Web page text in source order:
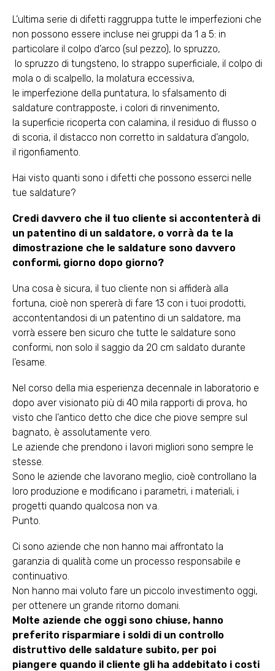
L’ultima serie di difetti raggruppa tutte le imperfezioni che
non possono essere incluse nei gruppi da 1 a 5: in
particolare il colpo d’arco (sul pezzo), lo spruzzo,
lo spruzzo di tungsteno, lo strappo superficiale, il colpo di
mola o di scalpello, la molatura eccessiva,
le imperfezione della puntatura, lo sfalsamento di
saldature contrapposte, i colori di rinvenimento,
la superficie ricoperta con calamina, il residuo di flusso o
di scoria, il distacco non corretto in saldatura d’angolo,
il rigonfiamento.
Hai visto quanti sono i difetti che possono esserci nelle
tue saldature?
Credi davvero che il tuo cliente si accontenterà di
un patentino di un saldatore, o vorrà da te la
dimostrazione che le saldature sono davvero
conformi, giorno dopo giorno?
Una cosa è sicura, il tuo cliente non si affiderà alla
fortuna, cioè non spererà di fare 13 con i tuoi prodotti,
accontentandosi di un patentino di un saldatore, ma
vorrà essere ben sicuro che tutte le saldature sono
conformi, non solo il saggio da 20 cm saldato durante
l’esame.
Nel corso della mia esperienza decennale in laboratorio e
dopo aver visionato più di 40 mila rapporti di prova, ho
visto che l’antico detto che dice che piove sempre sul
bagnato, è assolutamente vero.
Le aziende che prendono i lavori migliori sono sempre le
stesse.
Sono le aziende che lavorano meglio, cioè controllano la
loro produzione e modificano i parametri, i materiali, i
progetti quando qualcosa non va.
Punto.
Ci sono aziende che non hanno mai affrontato la
garanzia di qualità come un processo responsabile e
continuativo.
Non hanno mai voluto fare un piccolo investimento oggi,
per ottenere un grande ritorno domani.
Molte aziende che oggi sono chiuse, hanno
preferito risparmiare i soldi di un controllo
distruttivo delle saldature subito, per poi
piangere quando il cliente gli ha addebitato i costi